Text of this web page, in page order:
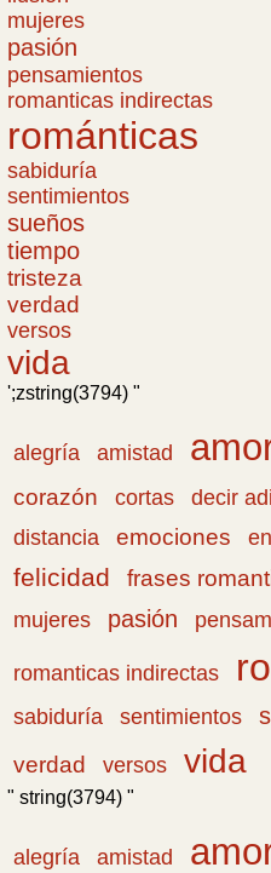
mujeres
pasión
pensamientos
romanticas indirectas
románticas
sabiduría
sentimientos
sueños
tiempo
tristeza
verdad
versos
vida
';zstring(3794) "
alegría amistad
corazón
cortas decir
distancia emociones
felicidad frases
mujeres
pasión
romanticas indirectas
sabiduría sentimientos
verdad
versos vida
" string(3794) "
alegría amistad